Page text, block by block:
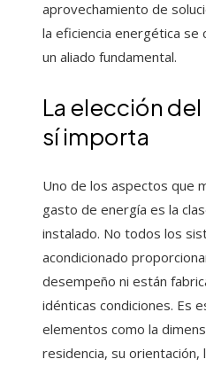
aprovechamiento de
la eficiencia energética se
un aliado fundamental.
La elección
sí importa
Uno de los aspectos que
gasto de energía es la
instalado. No todos los
acondicionado
desempeño ni están
idénticas condiciones. Es
elementos como la
residencia, su orientación,